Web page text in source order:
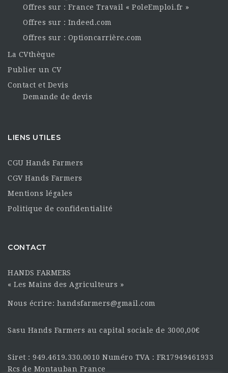
Offres sur : France Travail « PoleEmploi.fr »
Offres sur : Indeed.com
Offres sur : Optioncarrière.com
La CVthèque
Publier un CV
Contact et Devis
Demande de devis
LIENS UTILES
CGU Hands Farmers
CGV Hands Farmers
Mentions légales
Politique de confidentialité
CONTACT
HANDS FARMERS
« Les Mains des Agriculteurs »
Nous écrire: handsfarmers@gmail.com
Sasu Hands Farmers au capital sociale de 3000,00€
Siret : 949.4619.330.0010 Numéro TVA : FR17949461933
Rcs de Montauban France